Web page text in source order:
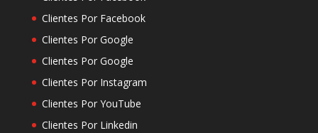
Clientes Por Facebook
Clientes Por Google
Clientes Por Google
Clientes Por Instagram
Clientes Por YouTube
Clientes Por Linkedin